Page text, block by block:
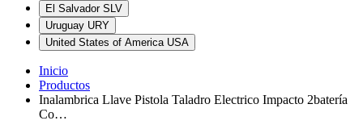
El Salvador SLV
Uruguay URY
United States of America USA
Inicio
Productos
Inalambrica Llave Pistola Taladro Electrico Impacto 2batería
Co…